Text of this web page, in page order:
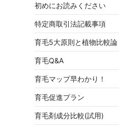
初めにお読みください
特定商取引法記載事項
育毛5大原則と植物比較論
育毛Q&A
育毛マップ早わかり！
育毛促進プラン
育毛剤成分比較(試用)